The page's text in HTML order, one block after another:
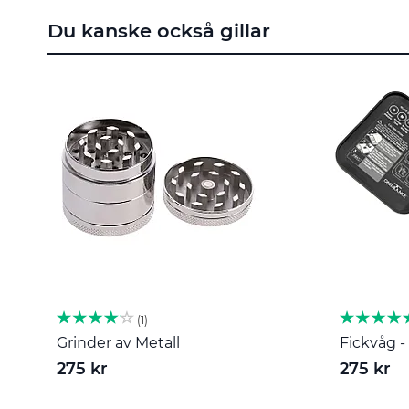
början
av
Du kanske också gillar
1
Grinder av Metall
275 kr
Fickvåg -
275 kr